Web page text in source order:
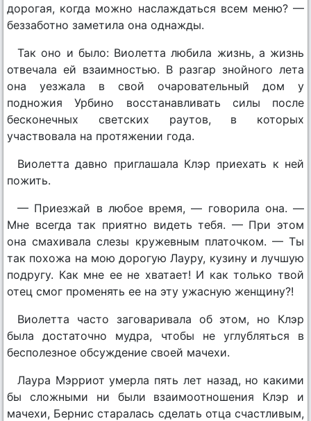
дорогая, когда можно наслаждаться всем меню? —
беззаботно заметила она однажды.
Так оно и было: Виолетта любила жизнь, а жизнь
отвечала ей взаимностью. В разгар знойного лета
она уезжала в свой очаровательный дом у
подножия Урбино восстанавливать силы после
бесконечных светских раутов, в которых
участвовала на протяжении года.
Виолетта давно приглашала Клэр приехать к ней
пожить.
— Приезжай в любое время, — говорила она. —
Мне всегда так приятно видеть тебя. — При этом
она смахивала слезы кружевным платочком. — Ты
так похожа на мою дорогую Лауру, кузину и лучшую
подругу. Как мне ее не хватает! И как только твой
отец смог променять ее на эту ужасную женщину?!
Виолетта часто заговаривала об этом, но Клэр
была достаточно мудра, чтобы не углубляться в
бесполезное обсуждение своей мачехи.
Лаура Мэрриот умерла пять лет назад, но какими
бы сложными ни были взаимоотношения Клэр и
мачехи, Бернис старалась сделать отца счастливым,